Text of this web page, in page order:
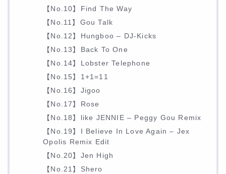
【No.10】Find The Way
【No.11】Gou Talk
【No.12】Hungboo – DJ-Kicks
【No.13】Back To One
【No.14】Lobster Telephone
【No.15】1+1=11
【No.16】Jigoo
【No.17】Rose
【No.18】like JENNIE – Peggy Gou Remix
【No.19】I Believe In Love Again – Jex
Opolis Remix Edit
【No.20】Jen High
【No.21】Shero